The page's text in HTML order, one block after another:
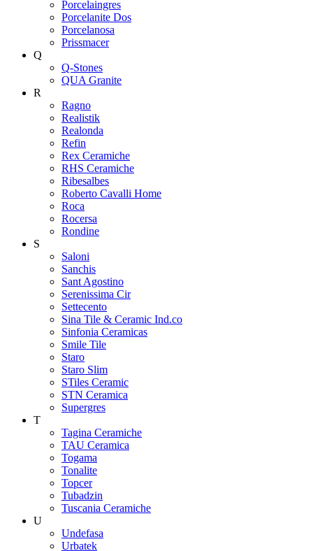
Porcelaingres
Porcelanite Dos
Porcelanosa
Prissmacer
Q
Q-Stones
QUA Granite
R
Ragno
Realistik
Realonda
Refin
Rex Ceramiche
RHS Ceramiche
Ribesalbes
Roberto Cavalli Home
Roca
Rocersa
Rondine
S
Saloni
Sanchis
Sant Agostino
Serenissima Cir
Settecento
Sina Tile & Ceramic Ind.co
Sinfonia Ceramicas
Smile Tile
Staro
Staro Slim
STiles Ceramic
STN Ceramica
Supergres
T
Tagina Ceramiche
TAU Ceramica
Togama
Tonalite
Topcer
Tubadzin
Tuscania Ceramiche
U
Undefasa
Urbatek